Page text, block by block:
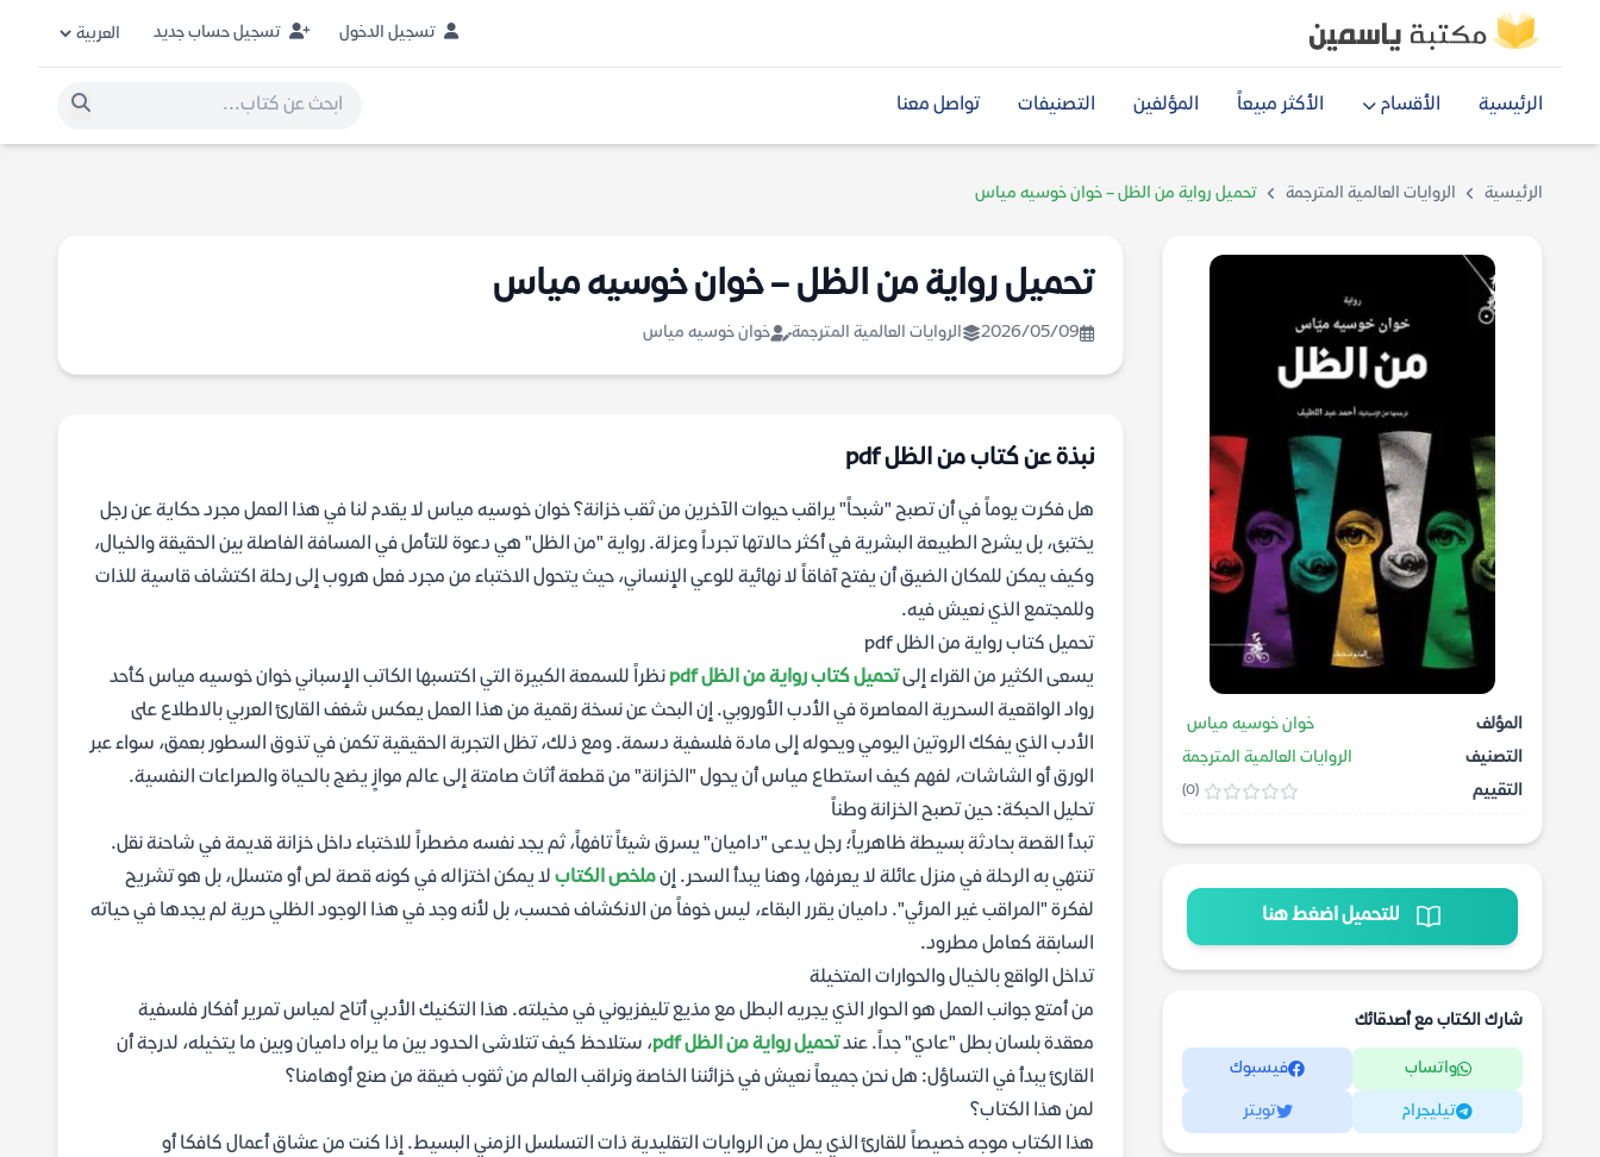
تسجيل الدخول تسجيل حساب جديد
الرئيسية الأقسام الأكثر مبيعاً المؤلفين التصنيفات تواصل معنا
الرئيسية الروايات العالمية المترجمة تحميل رواية من الظل – خوان خوسيه مياس
المؤلف
خوان خوسيه مياس
التصنيف
الروايات العالمية المترجمة
التقييم
(0)
للتحميل اضغط هنا
شارك الكتاب مع أصدقائك
واتساب فيسبوك
تيليجرام تويتر
تحميل رواية من الظل – خوان خوسيه مياس
2026/05/09 الروايات العالمية المترجمة خوان خوسيه مياس
نبذة عن كتاب من الظل pdf
هل فكرت يوماً في أن تصبح "شبحاً" يراقب حيوات الآخرين من ثقب خزانة؟ خوان خوسيه مياس لا يقدم لنا في هذا العمل مجرد حكاية عن رجل
يختبئ، بل يشرح الطبيعة البشرية في أكثر حالاتها تجرداً وعزلة. رواية "من الظل" هي دعوة للتأمل في المسافة الفاصلة بين الحقيقة والخيال،
وكيف يمكن للمكان الضيق أن يفتح آفاقاً لا نهائية للوعي الإنساني، حيث يتحول الاختباء من مجرد فعل هروب إلى رحلة اكتشاف قاسية للذات
وللمجتمع الذي نعيش فيه.
تحميل كتاب رواية من الظل pdf
يسعى الكثير من القراء إلىتحميل كتاب رواية من الظل pdf
نظراً للسمعة الكبيرة التي اكتسبها الكاتب الإسباني خوان خوسيه مياس كأحد
رواد الواقعية السحرية المعاصرة في الأدب الأوروبي. إن البحث عن نسخة رقمية من هذا العمل يعكس شغف القارئ العربي بالاطلاع على
الأدب الذي يفكك الروتين اليومي ويحوله إلى مادة فلسفية دسمة. ومع ذلك، تظل التجربة الحقيقية تكمن في تذوق السطور بعمق، سواء عبر
الورق أو الشاشات، لفهم كيف استطاع مياس أن يحول "الخزانة" من قطعة أثاث صامتة إلى عالم موازٍ يضج بالحياة والصراعات النفسية.
تحليل الحبكة: حين تصبح الخزانة وطناً
تبدأ القصة بحادثة بسيطة ظاهرياً؛ رجل يدعى "داميان" يسرق شيئاً تافهاً، ثم يجد نفسه مضطراً للاختباء داخل خزانة قديمة في شاحنة نقل.
تنتهي به الرحلة في منزل عائلة لا يعرفها، وهنا يبدأ السحر. إنملخص الكتاب لا يمكن اختزاله في كونه قصة لص أو متسلل، بل هو تشريح
لفكرة "المراقب غير المرئي". داميان يقرر البقاء، ليس خوفاً من الانكشاف فحسب، بل لأنه وجد في هذا الوجود الظلي حرية لم يجدها في حياته
السابقة كعامل مطرود.
تداخل الواقع بالخيال والحوارات المتخيلة
من أمتع جوانب العمل هو الحوار الذي يجريه البطل مع مذيع تليفزيوني في مخيلته. هذا التكنيك الأدبي أتاح لمياس تمرير أفكار فلسفية
معقدة بلسان بطل "عادي" جداً. عندتحميل رواية من الظل pdf
، ستلاحظ كيف تتلاشى الحدود بين ما يراه داميان وبين ما يتخيله، لدرجة أن
القارئ يبدأ في التساؤل: هل نحن جميعاً نعيش في خزائننا الخاصة ونراقب العالم من ثقوب ضيقة من صنع أوهامنا؟
لمن هذا الكتاب؟
هذا الكتاب موجه خصيصاً للقارئ الذي يمل من الروايات التقليدية ذات التسلسل الزمني البسيط. إذا كنت من عشاق أعمال كافكا أو